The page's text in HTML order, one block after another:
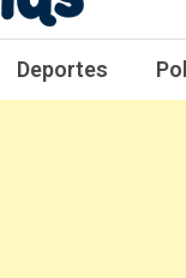
entretenimiento y
Deportes